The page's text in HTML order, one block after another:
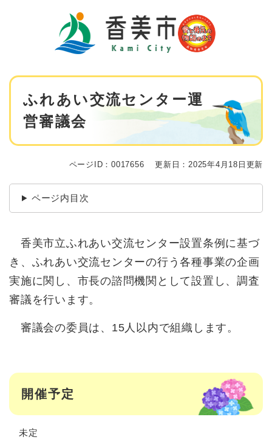
本
ふれあい交流センター運
営審議会
ページID：0017656 更新日：2025年4月18日更新
ページ内目次
香美市立ふれあい交流センター設置条例に基づ
き、ふれあい交流センターの行う各種事業の企画
実施に関し、市長の諮問機関として設置し、調査
審議を行います。
審議会の委員は、15人以内で組織します。
開催予定
未定